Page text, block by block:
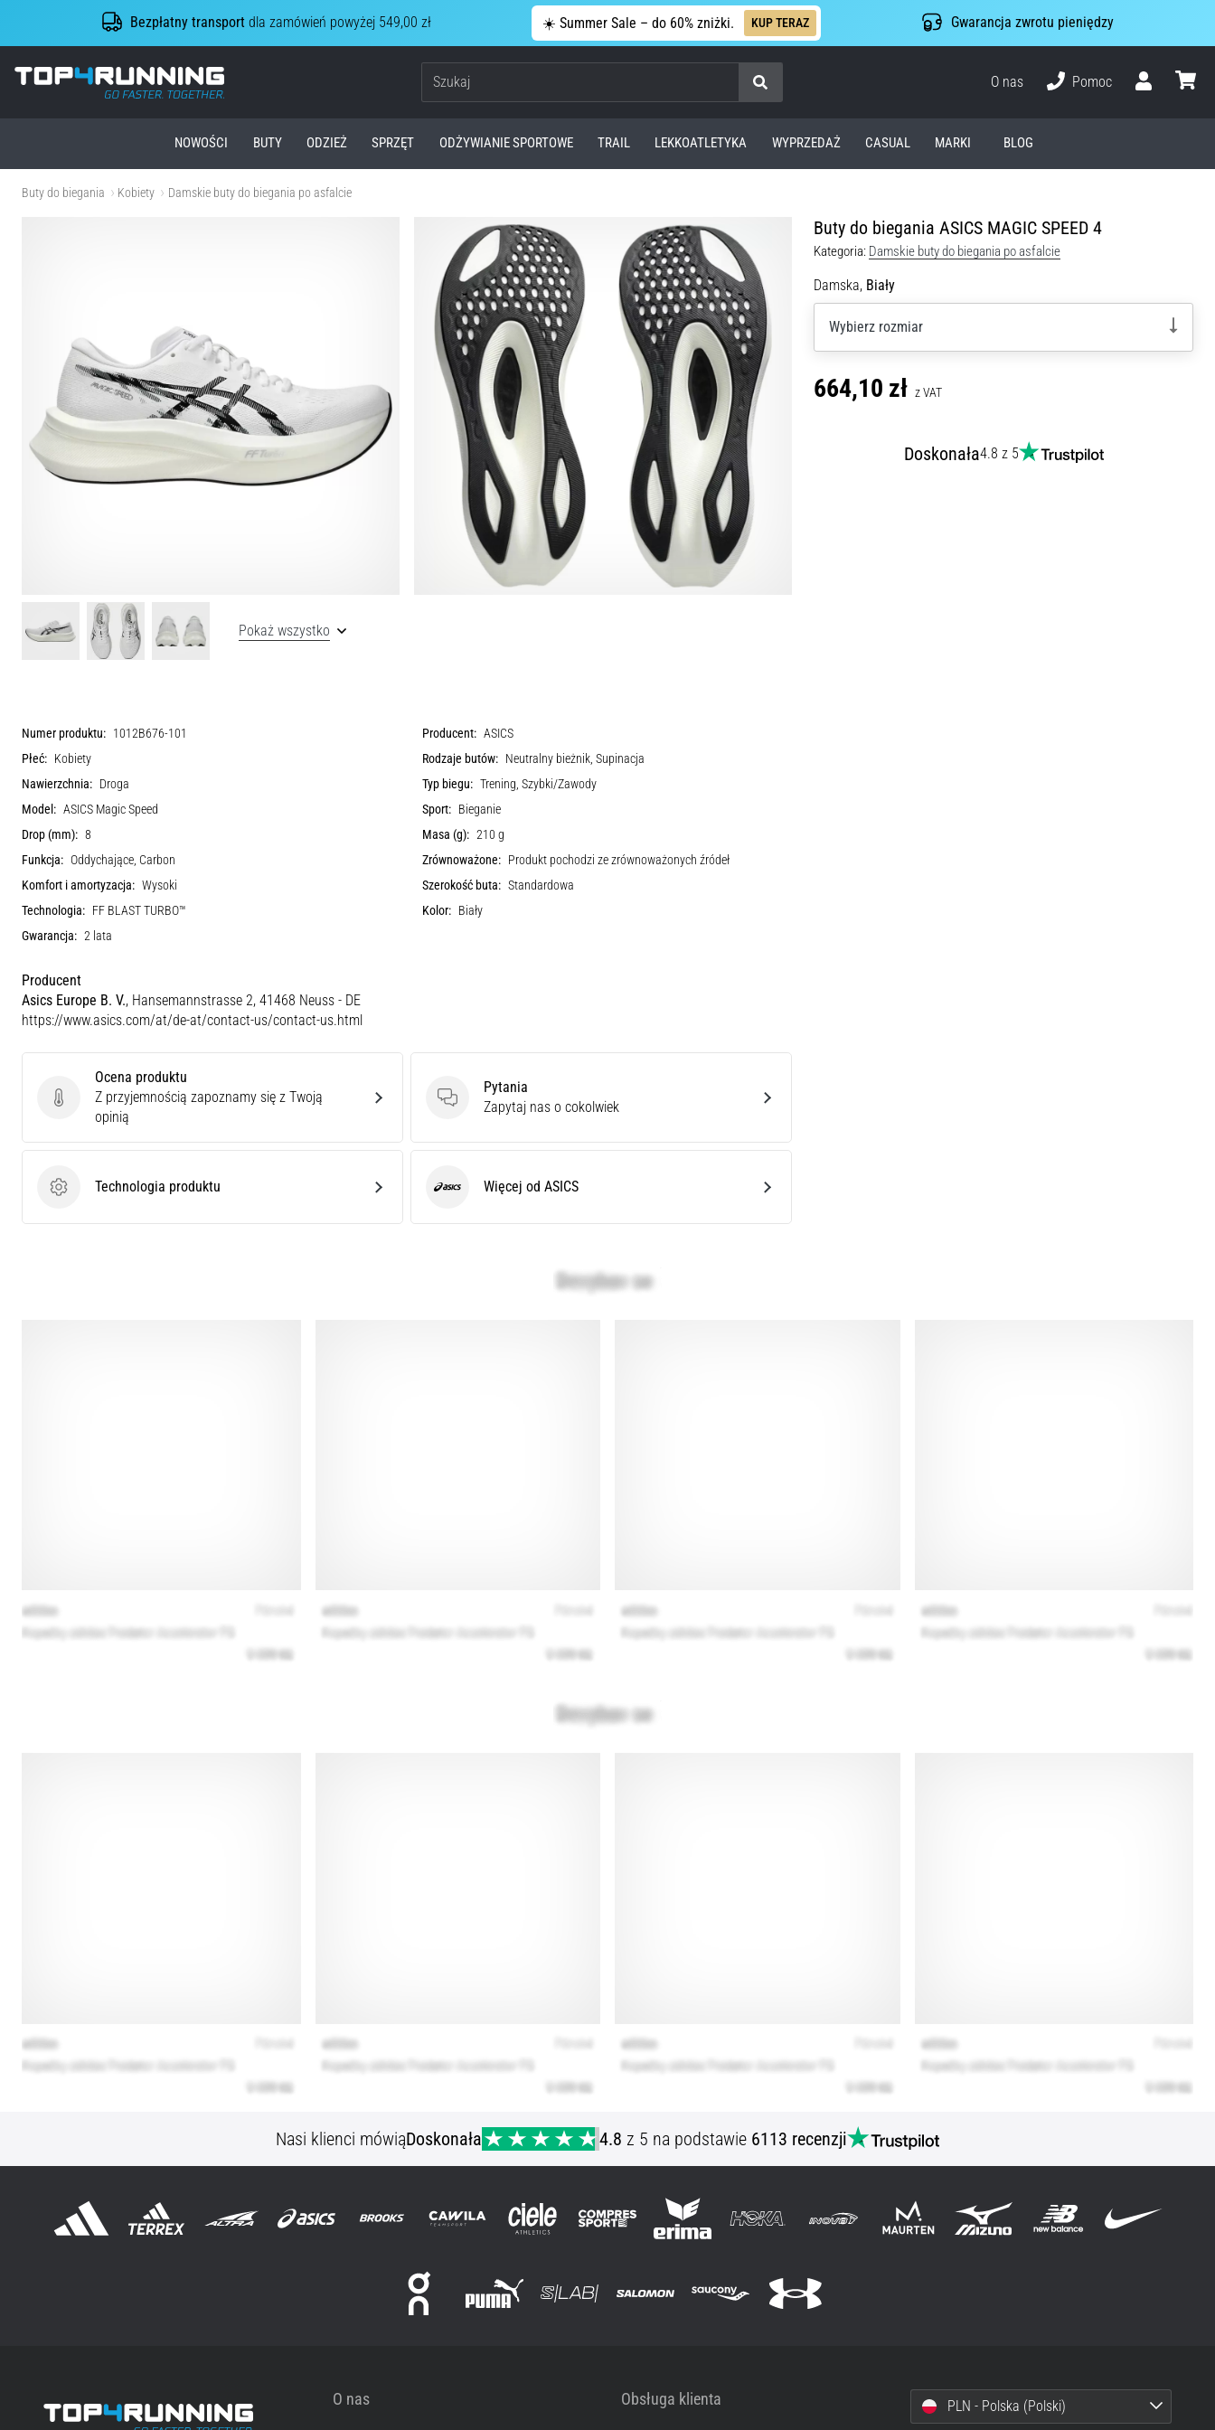
Bezpłatny transportdla zamówień powyżej 549,00 zł ☀️ Summer Sale – do 60% zniżki. KUP TERAZ Gwarancja zwrotu pieniędzy
Top4Running.pl
Szukaj
O nas
Pomoc
NOWOŚCI BUTY ODZIEŻ SPRZĘT ODŻYWIANIE SPORTOWE TRAIL LEKKOATLETYKA WYPRZEDAŻ CASUAL MARKI BLOG
Buty do biegania Kobiety Damskie buty do biegania po asfalcie
Buty do biegania ASICS MAGIC SPEED 4
Kategoria: Damskie buty do biegania po asfalcie
Damska, Biały
Wybierz rozmiar
664,10 zł z VAT
Doskonała4.8 z 5
Pokaż wszystko
Numer produktu: 1012B676-101 Producent: ASICS
Płeć: Kobiety Rodzaje butów: Neutralny bieżnik, Supinacja
Nawierzchnia: Droga Typ biegu: Trening, Szybki/Zawody
Model: ASICS Magic Speed Sport: Bieganie
Drop (mm): 8 Masa (g): 210 g
Funkcja: Oddychające, Carbon Zrównoważone: Produkt pochodzi ze zrównoważonych źródeł
Komfort i amortyzacja: Wysoki Szerokość buta: Standardowa
Technologia: FF BLAST TURBO™ Kolor: Biały
Gwarancja: 2 lata
Producent
Asics Europe B. V., Hansemannstrasse 2, 41468 Neuss - DE
https://www.asics.com/at/de-at/contact-us/contact-us.html
Ocena produktu
Ocena produktu
Z przyjemnością zapoznamy się z Twoją
opinią
Pytania
Pytania
Zapytaj nas o cokolwiek
Technologia produktu
Technologia produktu ASICS Więcej od ASICS
Nasi klienci mówiąDoskonała 4.8 z 5 na podstawie 6113 recenzji
O nas Obsługa klienta PLN - Polska (Polski)